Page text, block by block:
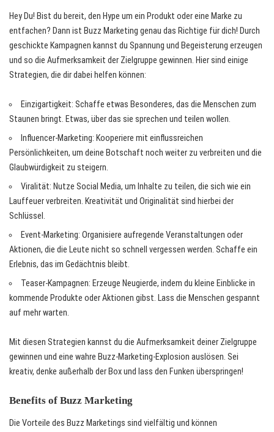
Hey Du! Bist du bereit, den Hype um ein Produkt oder eine Marke zu
entfachen? Dann ist Buzz Marketing genau das Richtige für dich! Durch
geschickte Kampagnen kannst du Spannung und Begeisterung erzeugen
und so die Aufmerksamkeit der Zielgruppe gewinnen. Hier sind einige
Strategien, die dir dabei helfen können:
Einzigartigkeit: Schaffe etwas Besonderes, das die Menschen zum
Staunen bringt. Etwas, über das sie sprechen und teilen wollen.
Influencer-Marketing: Kooperiere mit einflussreichen
Persönlichkeiten, um deine Botschaft noch weiter zu verbreiten und die
Glaubwürdigkeit zu steigern.
Viralität: Nutze Social Media, um Inhalte zu teilen, die sich wie ein
Lauffeuer verbreiten. Kreativität und Originalität sind hierbei der
Schlüssel.
Event-Marketing: Organisiere aufregende Veranstaltungen oder
Aktionen, die die Leute nicht so schnell vergessen werden. Schaffe ein
Erlebnis, das im Gedächtnis bleibt.
Teaser-Kampagnen: Erzeuge Neugierde, indem du kleine Einblicke in
kommende Produkte oder Aktionen gibst. Lass die Menschen gespannt
auf mehr warten.
Mit diesen Strategien kannst du die Aufmerksamkeit deiner Zielgruppe
gewinnen und eine wahre Buzz-Marketing-Explosion auslösen. Sei
kreativ, denke außerhalb der Box und lass den Funken überspringen!
Benefits of Buzz Marketing
Die Vorteile des Buzz Marketings sind vielfältig und können